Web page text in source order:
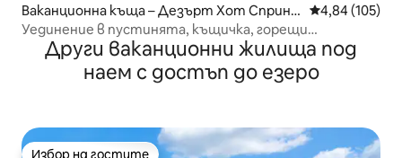
Ваканционна къща – Дезърт Хот Спринг
с
Средна
4,84 (105)
Уединение в пустинята, къщичка, горещи
минерални басейни 939
Други ваканционни жилища под
наем с достъп до езеро
Избор на гостите